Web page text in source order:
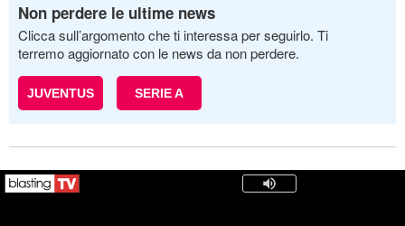
Non perdere le ultime news
Clicca sull’argomento che ti interessa per seguirlo. Ti
terremo aggiornato con le news da non perdere.
JUVENTUS SERIE A